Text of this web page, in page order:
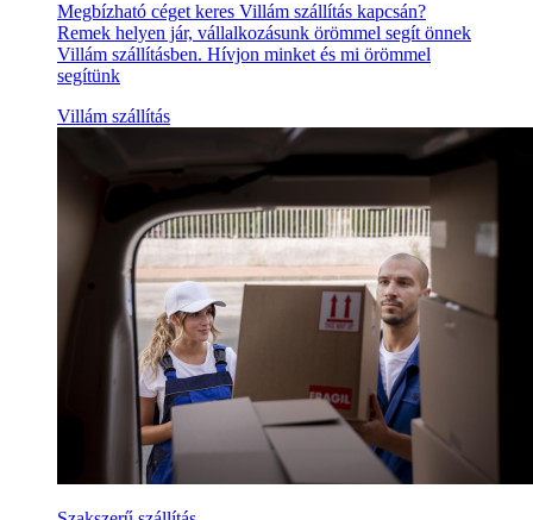
Megbízható céget keres Villám szállítás kapcsán?
Remek helyen jár, vállalkozásunk örömmel segít önnek
Villám szállításben. Hívjon minket és mi örömmel
segítünk
Villám szállítás